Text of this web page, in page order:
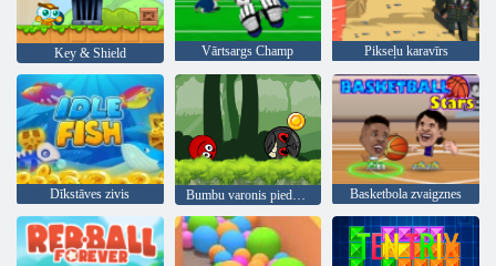
Key & Shield Vārtsargs Champ Pikseļu karavīrs
Dīkstāves zivis Bumbu varonis piedzīvojums: sarkans lielība bumbu Basketbola zvaigznes